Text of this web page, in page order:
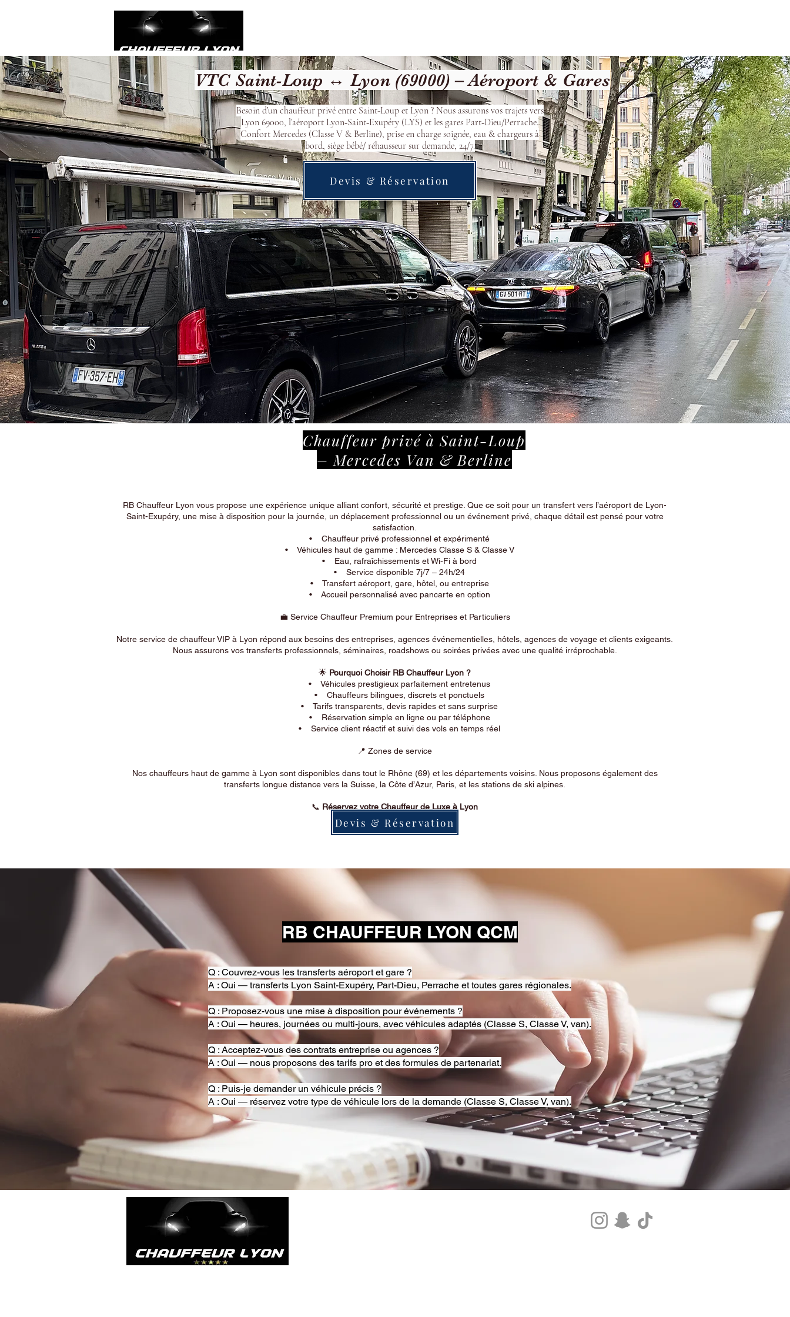
VTC Saint-Loup ↔ Lyon (69000) – Aéroport & Gares
Besoin d’un chauffeur privé entre Saint-Loup et Lyon ? Nous assurons vos trajets vers
Lyon 69000, l’aéroport Lyon‑Saint‑Exupéry (LYS) et les gares Part‑Dieu/Perrache.
Confort Mercedes (Classe V & Berline), prise en charge soignée, eau & chargeurs à
bord, siège bébé/ réhausseur sur demande, 24/7.
Devis & Réservation
Chauffeur privé à Saint-Loup
– Mercedes Van & Berline
RB Chauffeur Lyon vous propose une expérience unique alliant confort, sécurité et prestige. Que ce soit pour un transfert vers l’aéroport de Lyon-
Saint-Exupéry, une mise à disposition pour la journée, un déplacement professionnel ou un événement privé, chaque détail est pensé pour votre
satisfaction.
• Chauffeur privé professionnel et expérimenté
• Véhicules haut de gamme : Mercedes Classe S & Classe V
• Eau, rafraîchissements et Wi-Fi à bord
• Service disponible 7j/7 – 24h/24
• Transfert aéroport, gare, hôtel, ou entreprise
• Accueil personnalisé avec pancarte en option
💼 Service Chauffeur Premium pour Entreprises et Particuliers
Notre service de chauffeur VIP à Lyon répond aux besoins des entreprises, agences événementielles, hôtels, agences de voyage et clients exigeants.
Nous assurons vos transferts professionnels, séminaires, roadshows ou soirées privées avec une qualité irréprochable.
🌟 Pourquoi Choisir RB Chauffeur Lyon ?
• Véhicules prestigieux parfaitement entretenus
• Chauffeurs bilingues, discrets et ponctuels
• Tarifs transparents, devis rapides et sans surprise
• Réservation simple en ligne ou par téléphone
• Service client réactif et suivi des vols en temps réel
📍 Zones de service
Nos chauffeurs haut de gamme à Lyon sont disponibles dans tout le Rhône (69) et les départements voisins. Nous proposons également des
transferts longue distance vers la Suisse, la Côte d’Azur, Paris, et les stations de ski alpines.
📞 Réservez votre Chauffeur de Luxe à Lyon
Devis & Réservation
RB CHAUFFEUR LYON QCM
Q : Couvrez-vous les transferts aéroport et gare ?
A : Oui — transferts Lyon Saint-Exupéry, Part-Dieu, Perrache et toutes gares régionales.
Q : Proposez-vous une mise à disposition pour événements ?
A : Oui — heures, journées ou multi-jours, avec véhicules adaptés (Classe S, Classe V, van).
Q : Acceptez-vous des contrats entreprise ou agences ?
A : Oui — nous proposons des tarifs pro et des formules de partenariat.
Q : Puis-je demander un véhicule précis ?
A : Oui — réservez votre type de véhicule lors de la demande (Classe S, Classe V, van).